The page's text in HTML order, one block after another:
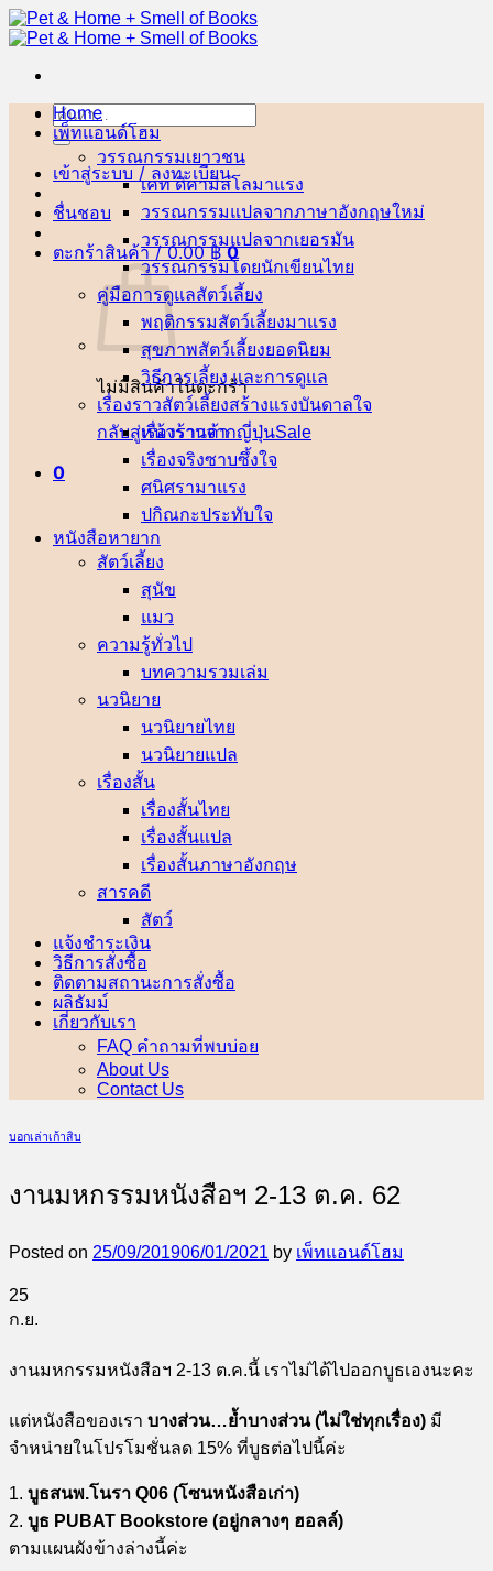
ข้าม
ไป
เนื้อหา
ค้นหา:
เข้าสู่ระบบ / ลงทะเบียน
ชื่นชอบ
ตะกร้าสินค้า /0.00฿ 0
ไม่มีสินค้าในตะกร้า
กลับสู่หน้าร้านค้า
0
Home
เพ็ทแอนด์โฮม
วรรณกรรมเยาวชน
เคท ดิคามิลโล
วรรณกรรมแปลจากภาษาอังกฤษ
วรรณกรรมแปลจากเยอรมัน
วรรณกรรมโดยนักเขียนไทย
คู่มือการดูแลสัตว์เลี้ยง
พฤติกรรมสัตว์เลี้ยง
สุขภาพสัตว์เลี้ยง
วิธีการเลี้ยง และการดูแล
เรื่องราวสัตว์เลี้ยงสร้างแรงบันดาลใจ
เรื่องราวจากญี่ปุ่น
เรื่องจริงซาบซึ้งใจ
ศนิศรา
ปกิณกะประทับใจ
หนังสือหายาก
สัตว์เลี้ยง
สุนัข
แมว
ความรู้ทั่วไป
บทความรวมเล่ม
นวนิยาย
นวนิยายไทย
นวนิยายแปล
เรื่องสั้น
เรื่องสั้นไทย
เรื่องสั้นแปล
เรื่องสั้นภาษาอังกฤษ
สารคดี
สัตว์
แจ้งชำระเงิน
วิธีการสั่งซื้อ
ติดตามสถานะการสั่งซื้อ
ผลิธัมม์
เกี่ยวกับเรา
FAQ คำถามที่พบบ่อย
About Us
Contact Us
บอกเล่าเก้าสิบ
งานมหกรรมหนังสือฯ 2-13 ต.ค. 62
Posted on 25/09/201906/01/2021 by เพ็ทแอนด์โฮม
25
ก.ย.
งานมหกรรมหนังสือฯ 2-13 ต.ค.นี้ เราไม่ได้ไปออกบูธเองนะคะ
แต่หนังสือของเรา บางส่วน…ย้ำบางส่วน (ไม่ใช่ทุกเรื่อง) มี
จำหน่ายในโปรโมชั่นลด 15% ที่บูธต่อไปนี้ค่ะ
1. บูธสนพ.โนรา Q06 (โซนหนังสือเก่า)
2. บูธ PUBAT Bookstore (อยู่กลางๆ ฮอลล์)
ตามแผนผังข้างล่างนี้ค่ะ